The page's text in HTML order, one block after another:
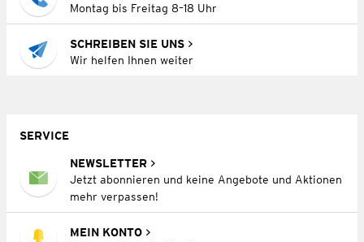
Montag bis Freitag 8–18 Uhr
SCHREIBEN SIE UNS
Wir helfen Ihnen weiter
SERVICE
NEWSLETTER
Jetzt abonnieren und keine Angebote und Aktionen
mehr verpassen!
MEIN KONTO